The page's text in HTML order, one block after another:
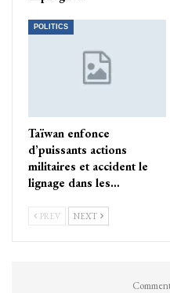
POLITICS
Taïwan enfonce
d’puissants actions
militaires et accident le
lignage dans les…
PREV NEXT